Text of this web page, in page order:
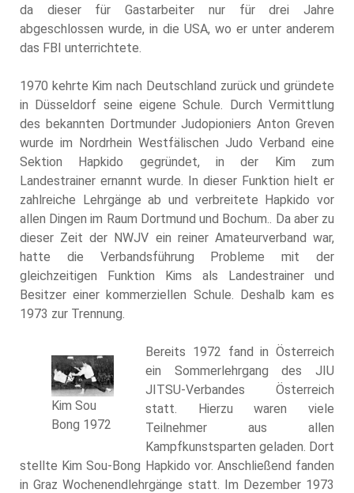
da dieser für Gastarbeiter nur für drei Jahre
abgeschlossen wurde, in die USA, wo er unter anderem
das FBI unterrichtete.
1970 kehrte Kim nach Deutschland zurück und gründete
in Düsseldorf seine eigene Schule. Durch Vermittlung
des bekannten Dortmunder Judopioniers Anton Greven
wurde im Nordrhein Westfälischen Judo Verband eine
Sektion Hapkido gegründet, in der Kim zum
Landestrainer ernannt wurde. In dieser Funktion hielt er
zahlreiche Lehrgänge ab und verbreitete Hapkido vor
allen Dingen im Raum Dortmund und Bochum.. Da aber zu
dieser Zeit der NWJV ein reiner Amateurverband war,
hatte die Verbandsführung Probleme mit der
gleichzeitigen Funktion Kims als Landestrainer und
Besitzer einer kommerziellen Schule. Deshalb kam es
1973 zur Trennung.
Kim Sou
Bong 1972
Bereits 1972 fand in Österreich
ein Sommerlehrgang des JIU
JITSU-Verbandes Österreich
statt. Hierzu waren viele
Teilnehmer aus allen
Kampfkunstsparten geladen. Dort
stellte Kim Sou-Bong Hapkido vor. Anschließend fanden
in Graz Wochenendlehrgänge statt. Im Dezember 1973